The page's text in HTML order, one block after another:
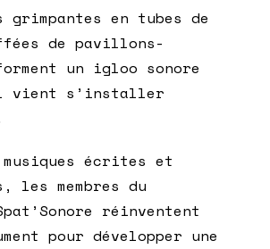
grimpantes en tubes de
de pavillons-
un igloo sonore
vient s’installer
écrites et
les membres du
réinventent
pour développer une